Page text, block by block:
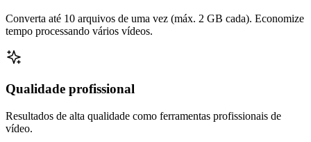
Converta até 10 arquivos de uma vez (máx. 2 GB cada). Economize
tempo processando vários vídeos.
Qualidade profissional
Resultados de alta qualidade como ferramentas profissionais de
vídeo.